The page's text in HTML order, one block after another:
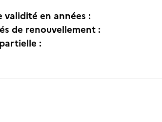
validité en années :
de renouvellement :
: